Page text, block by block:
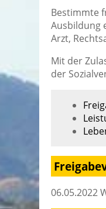
Bestimmte
Ausbildung
Arzt,
Mit der
der
06.05.2022